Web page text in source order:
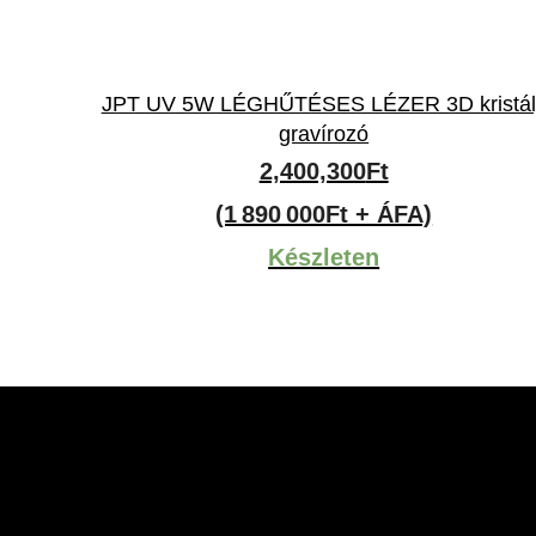
JPT UV 5W LÉGHŰTÉSES LÉZER 3D
gravírozó
2,400,300Ft
(1 890 000Ft + ÁFA)
Készleten